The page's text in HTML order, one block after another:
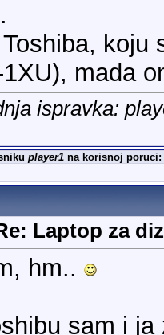
koju
mada
ispravka:
player1na korisnoj poruci:
Laptop za
hm..
sam i